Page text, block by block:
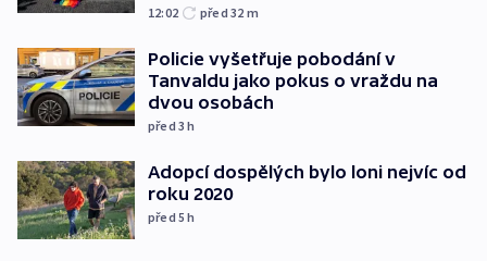
12:02 před 32 m
Policie vyšetřuje pobodání v
Tanvaldu jako pokus o vraždu na
dvou osobách
před 3h
Adopcí dospělých bylo loni nejvíc od
roku 2020
před 5h